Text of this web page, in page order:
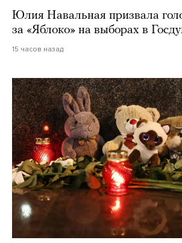
Юлия Навальная призвала
за «Яблоко» на выборах в
15 часов назад